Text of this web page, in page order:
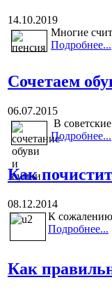
14.10.2019
Многие
Подробнее...
Сочетаем
06.07.2015
В
Подробнее...
Как
08.12.2014
К
Подробнее...
Как